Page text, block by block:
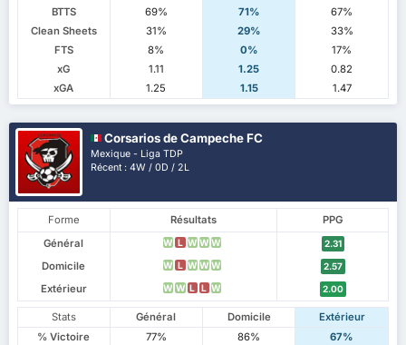
BTTS
69% 71%
67%
Clean Sheets
31% 29%
33%
FTS
8% 0%
17%
xG
1.11 1.25
0.82
xGA
1.25 1.15 1.47
Corsarios de Campeche FC
Mexique - Liga TDP
Récent : 4W / 0D / 2L
Forme Résultats
PPG
Général
W L W W W 2.31
Domicile W L W W W 2.57
Extérieur W W L L W 2.00
Stats Général Domicile
Extérieur
% Victoire
77% 86%
67%